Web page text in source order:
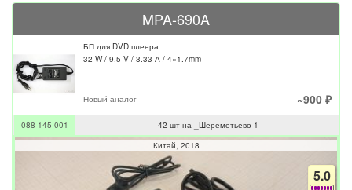
MPA-690A
БП для DVD плеера
32 W / 9.5 V / 3.33 А / 4×1.7mm
Новый аналог ~900 ₽
088-145-001
42 шт на _Шереметьево-1
Китай 2018
5.0